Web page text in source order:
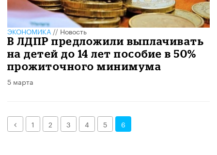
ЭКОНОМИКА//Новость
В ЛДПР предложили выплачивать
на детей до 14 лет пособие в 50%
прожиточного минимума
5 марта
Назад1 2 3 4 5 6